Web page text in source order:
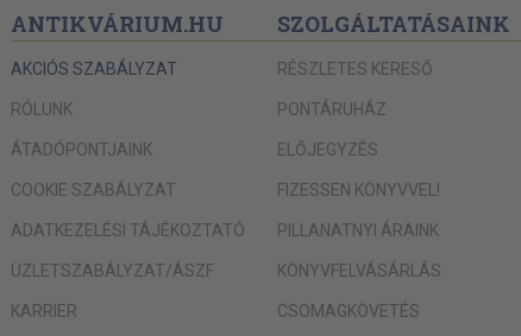
ANTIKVÁRIUM.HU
AKCIÓS SZABÁLYZAT
RÓLUNK
ÁTADÓPONTJAINK
COOKIE SZABÁLYZAT
ADATKEZELÉSI TÁJÉKOZTATÓ
ÜZLETSZABÁLYZAT/ÁSZF
KARRIER
SZOLGÁLTATÁSAINK
RÉSZLETES KERESŐ
PONTÁRUHÁZ
ELŐJEGYZÉS
FIZESSEN KÖNYVVEL!
PILLANATNYI ÁRAINK
KÖNYVFELVÁSÁRLÁS
CSOMAGKÖVETÉS